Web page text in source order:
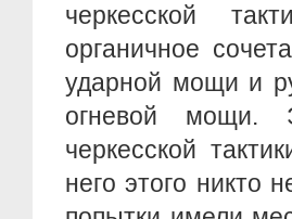
черкесской
органичное
ударной мощи и
огневой мощи.
черкесской
него этого никто